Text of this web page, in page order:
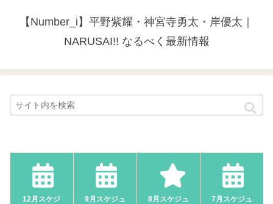
【Number_i】平野紫耀・神宮寺勇太・岸優太｜
NARUSAI!! なるべく最新情報
12月スケジ
9月スケジュ
8月スケジュ
7月スケジュ